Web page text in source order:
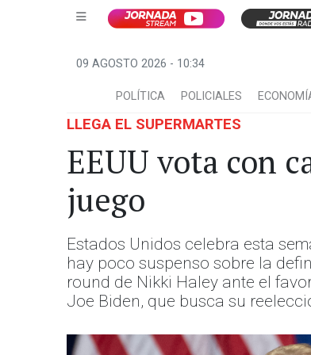
09 AGOSTO 2026 - 10:34
POLÍTICA POLICIALES
LLEGA EL SUPERMARTES
EEUU vota con
juego
Estados Unidos celebra esta
hay poco suspenso sobre la
round de Nikki Haley ante el
Joe Biden, que busca su